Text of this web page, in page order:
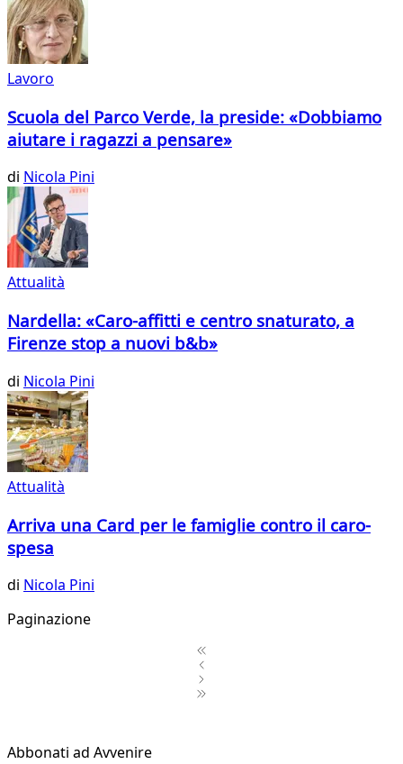
Lavoro
Scuola del Parco Verde, la preside: «Dobbiamo
aiutare i ragazzi a pensare»
di Nicola Pini
Attualità
Nardella: «Caro-affitti e centro snaturato, a
Firenze stop a nuovi b&b»
di Nicola Pini
Attualità
Arriva una Card per le famiglie contro il caro-
spesa
di Nicola Pini
Paginazione
3
Abbonati ad Avvenire